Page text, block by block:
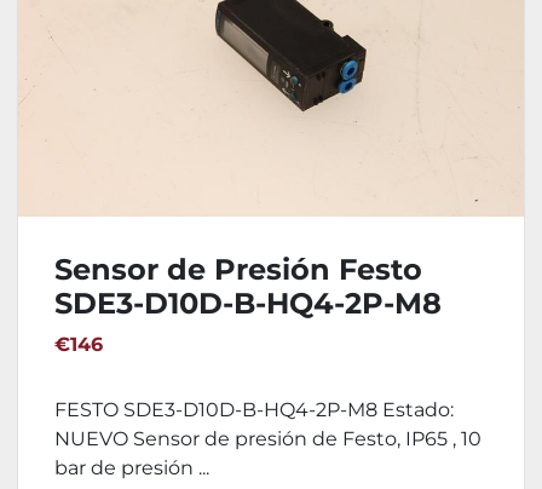
Sensor de Presión Festo
SDE3-D10D-B-HQ4-2P-M8
€146
FESTO SDE3-D10D-B-HQ4-2P-M8 Estado:
NUEVO Sensor de presión de Festo, IP65 , 10
bar de presión ...